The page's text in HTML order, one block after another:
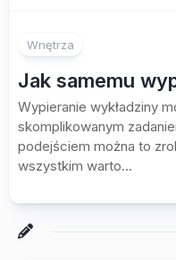
Wnętrza
Jak samemu
Wypieranie wykładziny
skomplikowanym
podejściem można to
wszystkim warto...